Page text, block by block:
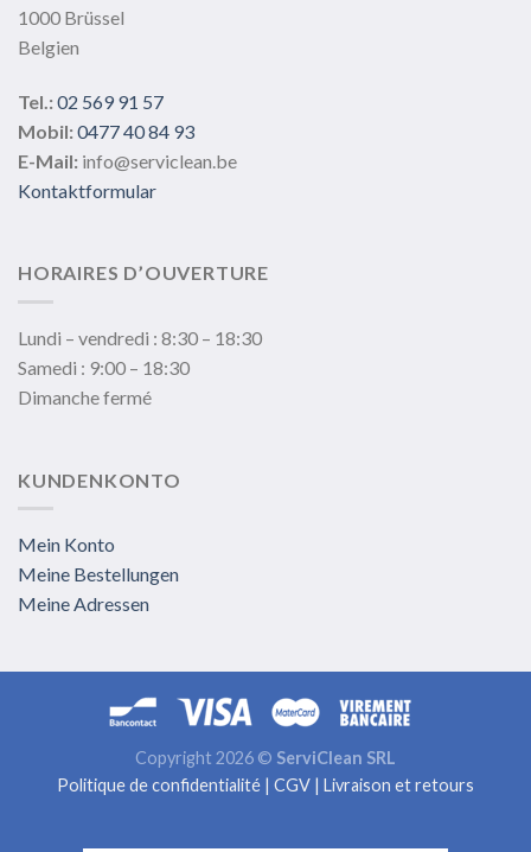
1000 Brüssel
Belgien
Tel.: 02 569 91 57
Mobil: 0477 40 84 93
E-Mail: info@serviclean.be
Kontaktformular
HORAIRES D’OUVERTURE
Lundi – vendredi : 8:30 – 18:30
Samedi : 9:00 – 18:30
Dimanche fermé
KUNDENKONTO
Mein Konto
Meine Bestellungen
Meine Adressen
Copyright 2026 © ServiClean SRL
Politique de confidentialité | CGV | Livraison et retours